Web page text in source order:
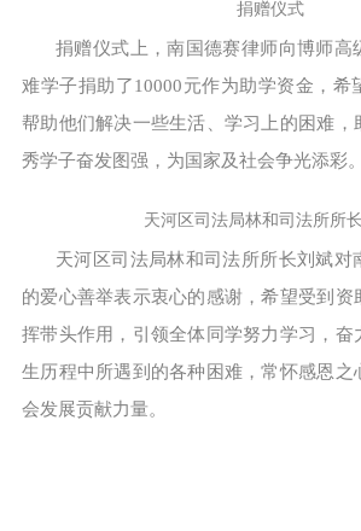
捐赠仪式
捐赠仪式上，南国德赛律师向博师高
难学子捐助了10000元作为助学资金，希
帮助他们解决一些生活、学习上的困难，
秀学子奋发图强，为国家及社会争光添彩。
天河区司法局林和司法所所
天河区司法局林和司法所所长刘斌对
的爱心善举表示衷心的感谢，希望受到资
挥带头作用，引领全体同学努力学习，奋
生历程中所遇到的各种困难，常怀感恩之
会发展贡献力量。